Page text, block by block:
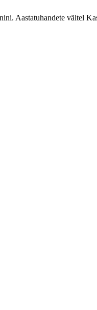
Aastatuhandete vältel